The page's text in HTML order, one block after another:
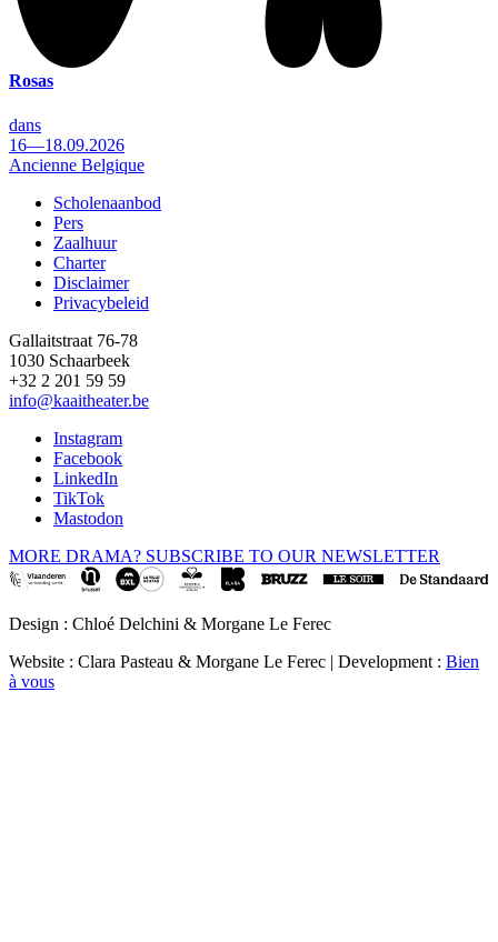
Rosas
dans
16—18.09.2026
Ancienne Belgique
Footer
Scholenaanbod
Pers
Zaalhuur
Charter
Disclaimer
Privacybeleid
Gallaitstraat 76-78
1030 Schaarbeek
+32 2 201 59 59
info@kaaitheater.be
Instagram
Facebook
LinkedIn
TikTok
Mastodon
MORE DRAMA? SUBSCRIBE TO OUR NEWSLETTER
Design : Chloé Delchini & Morgane Le Ferec
Website : Clara Pasteau & Morgane Le Ferec | Development : Bien
à vous